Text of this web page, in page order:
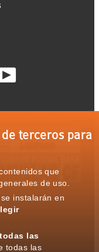
terceros para
que
de uso.
instalarán en
las
todas las